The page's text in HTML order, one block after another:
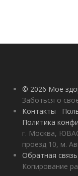
© 2026 Мое
Заботься о
Контакты
Политика
г. Москва,
проезд 10, м.
Обратная связь
Копирование